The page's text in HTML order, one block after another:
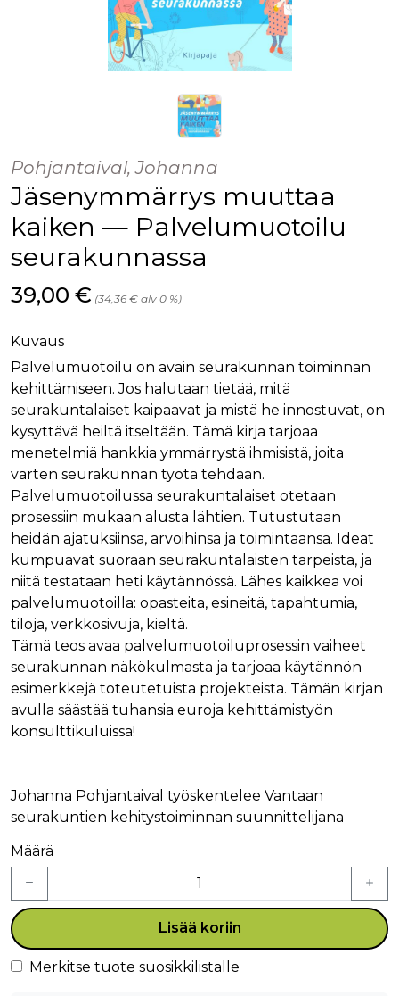
Pohjantaival, Johanna
Jäsenymmärrys muuttaa
kaiken — Palvelumuotoilu
seurakunnassa
Hinta nyt
39,00 € (34,36 € alv 0 %)
Kuvaus
Palvelumuotoilu on avain seurakunnan toiminnan
kehittämiseen. Jos halutaan tietää, mitä
seurakuntalaiset kaipaavat ja mistä he innostuvat, on
kysyttävä heiltä itseltään. Tämä kirja tarjoaa
menetelmiä hankkia ymmärrystä ihmisistä, joita
varten seurakunnan työtä tehdään.
Palvelumuotoilussa seurakuntalaiset otetaan
prosessiin mukaan alusta lähtien. Tutustutaan
heidän ajatuksiinsa, arvoihinsa ja toimintaansa. Ideat
kumpuavat suoraan seurakuntalaisten tarpeista, ja
niitä testataan heti käytännössä. Lähes kaikkea voi
palvelumuotoilla: opasteita, esineitä, tapahtumia,
tiloja, verkkosivuja, kieltä.
Tämä teos avaa palvelumuotoiluprosessin vaiheet
seurakunnan näkökulmasta ja tarjoaa käytännön
esimerkkejä toteutetuista projekteista. Tämän kirjan
avulla säästää tuhansia euroja kehittämistyön
konsulttikuluissa!
Johanna Pohjantaival työskentelee Vantaan
seurakuntien kehitystoiminnan suunnittelijana
Määrä
Lisää koriin
Merkitse tuote suosikkilistalle